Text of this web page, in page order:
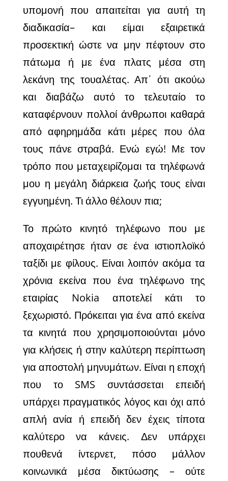
υπομονή που απαιτείται για αυτή τη
διαδικασία– και είμαι εξαιρετικά
προσεκτική ώστε να μην πέφτουν στο
πάτωμα ή με ένα πλατς μέσα στη
λεκάνη της τουαλέτας.Απ΄ ότι ακούω
και διαβάζω αυτό το τελευταίο το
καταφέρνουν πολλοί άνθρωποι καθαρά
απόαφηρημάδα κάτι μέρες που όλα
τους πάνε στραβά. Ενώ εγώ! Με τον
τρόπο που μεταχειρίζομαι τα τηλέφωνά
μου η μεγάλη διάρκεια ζωής τους είναι
εγγυημένη. Τι άλλο θέλουν πια;
Το πρώτο κινητό τηλέφωνο που με
αποχαιρέτησε ήταν σε ένα ιστιοπλοϊκό
ταξίδι με φίλους. Είναι λοιπόν ακόμα τα
χρόνια εκείνα που ένα τηλέφωνο της
εταιρίας Nokia αποτελεί κάτι το
ξεχωριστό. Πρόκειται για ένα από εκείνα
τα κινητά που χρησιμοποιούνται μόνο
για κλήσεις ή στην καλύτερη περίπτωση
για αποστολή μηνυμάτων. Είναι η εποχή
που το SMS συντάσσεται επειδή
υπάρχει πραγματικός λόγος και όχι από
απλή ανία ή επειδή δεν έχεις τίποτα
καλύτερο να κάνεις. Δεν υπάρχει
πουθενά ίντερνετ, πόσο μάλλον
κοινωνικά μέσα δικτύωσης – ούτε